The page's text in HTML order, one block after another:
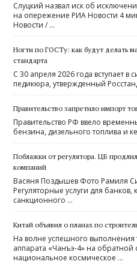
Слуцкий назвал иск об
на опережение РИА Новости 4
Новости / …
Ногти по ГОСТу: как будут делать
стандарта
С 30 апреля 2026 года вступает
педикюра, утвержденный
Правительство запретило импорт
Правительство РФ ввело
бензина, дизельного топлива и
Поблажки от регулятора. ЦБ
компаний
Васяня Поздышев Фото Рамиля
Регуляторные услуги для
санкционного …
Китай объявил о планах по
На волне успешного выполнения
аппарата «Чанъэ-4» на обратной
национальное космическое …